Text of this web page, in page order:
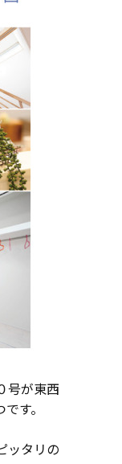
号が東西
す。
ッタリの